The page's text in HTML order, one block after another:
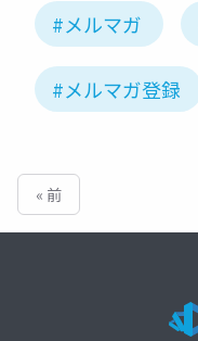
#メルマガ
#メルマガ登録
« 前